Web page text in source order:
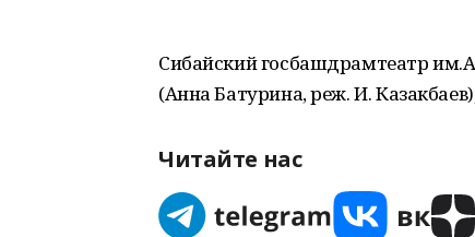
Сибайский госбашдрамтеатр
(Анна Батурина, реж. И.
Читайте нас